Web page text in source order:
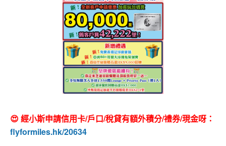
😍 經小斯申請信用卡/戶口/稅貸有額外積分/禮券/現金呀：
flyformiles.hk/20634